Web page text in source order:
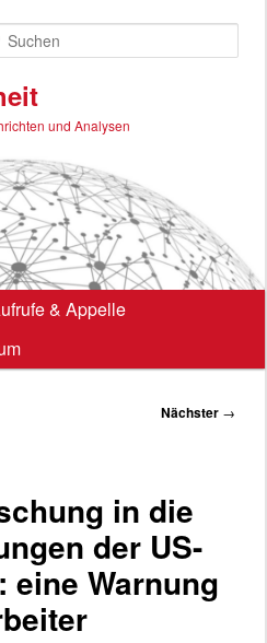
und Analysen
& Appelle
Nächster →
in die
der US-
Warnung